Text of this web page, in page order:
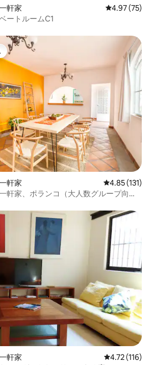
軒家 レビュー75
4.97 (75)
ートルームC1
イスです。
軒家 レビュー131
4.85 (131)
軒家、ポランコ（大人数グループ向
軒家 レビュー116
4.72 (116)